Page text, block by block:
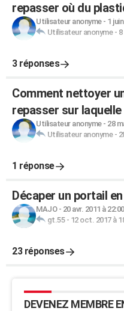
repasser où du
Utilisateur anonyme- 1
Utilisateur anonyme-
3 réponses
Comment nettoyer
repasser sur
Utilisateur anonyme- 28
Utilisateur anonyme-
1 réponse
Décaper un portail
MAJO- 20 avr. 2011 à 22:00
gt.55- 12 oct. 2017 à
23 réponses
DEVENEZ MEMBRE